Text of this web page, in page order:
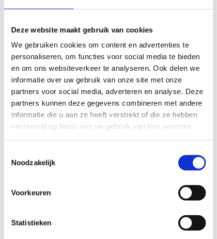
Deze website maakt gebruik van cookies
We gebruiken cookies om content en advertenties te
personaliseren, om functies voor social media te bieden
en om ons websiteverkeer te analyseren. Ook delen we
informatie over uw gebruik van onze site met onze
partners voor social media, adverteren en analyse. Deze
partners kunnen deze gegevens combineren met andere
informatie die u aan ze heeft verstrekt of die ze hebben
verzameld op basis van uw gebruik van hun services.
Noodzakelijk
Voorkeuren
Statistieken
Avontuurlijke outdoorsporten(onder
Hoogtouwenparcours
Highlandgames
Archery Tag
Mountainbike
Muurklimmen
Boogschieten
Indoorsporten(onder eigen begeleiding):
Omnisport
Waterpolo